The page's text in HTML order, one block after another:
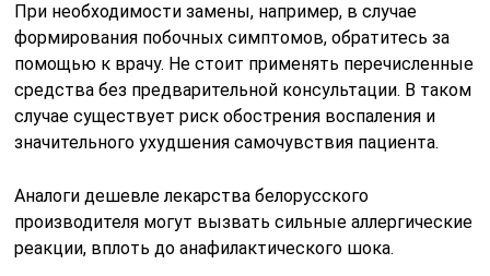
При необходимости замены, например, в случае
формирования побочных симптомов, обратитесь за
помощью к врачу. Не стоит применять перечисленные
средства без предварительной консультации. В таком
случае существует риск обострения воспаления и
значительного ухудшения самочувствия пациента.
Аналоги дешевле лекарства белорусского
производителя могут вызвать сильные аллергические
реакции, вплоть до анафилактического шока.